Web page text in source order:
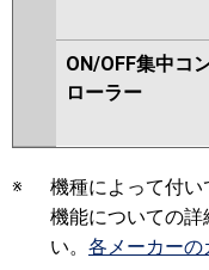
ON/OFF集中コ
ローラー
※
機種によって付い
機能についての詳
い。 各メーカー